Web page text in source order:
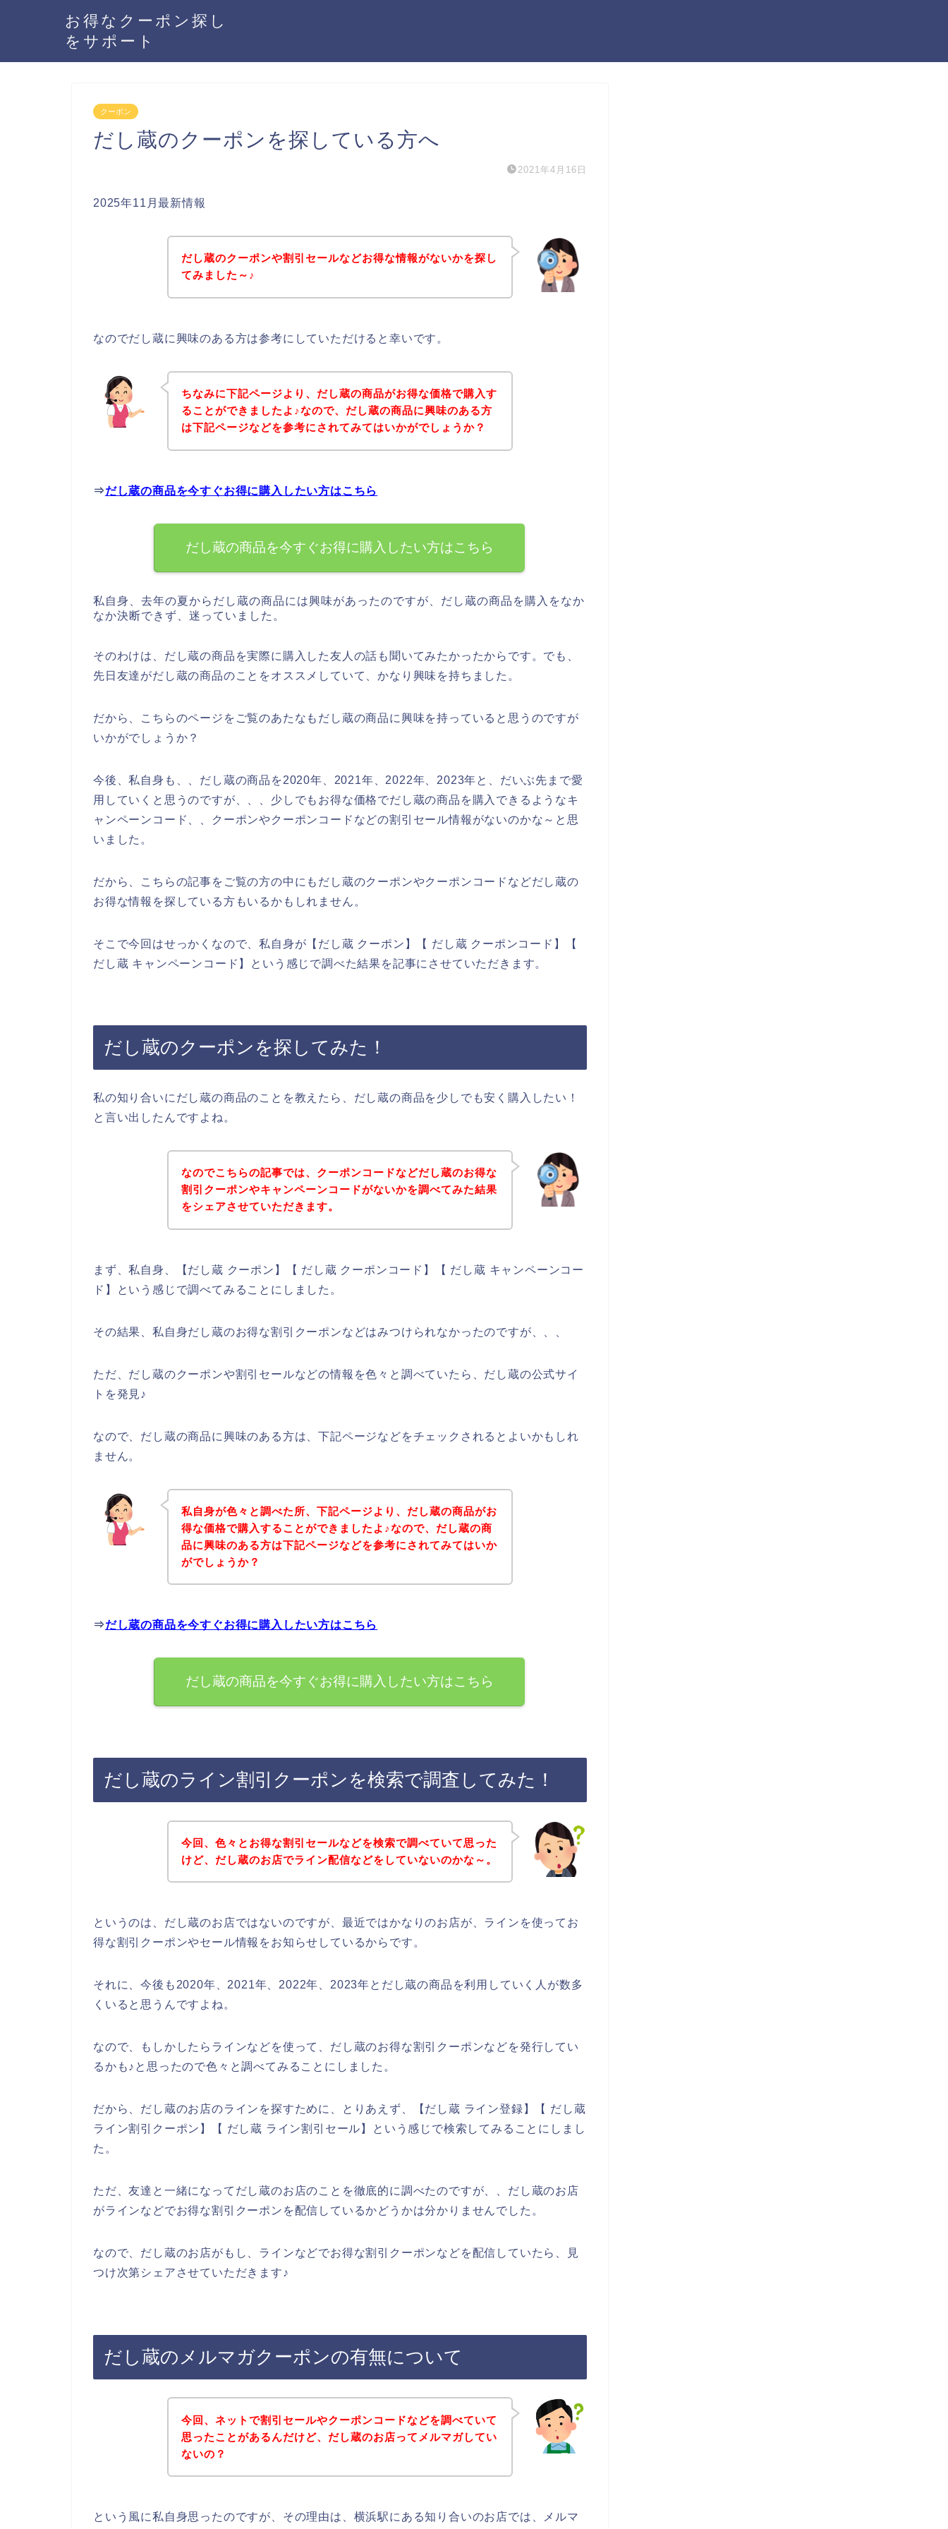
お得なクーポン探し
をサポート
クーポン
だし蔵のクーポンを探している方へ
2021年4月16日
2025年11月最新情報
だし蔵のクーポンや割引セールなどお得な情報がないかを探し
てみました～♪
なのでだし蔵に興味のある方は参考にしていただけると幸いです。
ちなみに下記ページより、だし蔵の商品がお得な価格で購入す
ることができましたよ♪なので、だし蔵の商品に興味のある方
は下記ページなどを参考にされてみてはいかがでしょうか？
⇒だし蔵の商品を今すぐお得に購入したい方はこちら
だし蔵の商品を今すぐお得に購入したい方はこちら
私自身、去年の夏からだし蔵の商品には興味があったのですが、だし蔵の商品を購入をなか
なか決断できず、迷っていました。
そのわけは、だし蔵の商品を実際に購入した友人の話も聞いてみたかったからです。でも、
先日友達がだし蔵の商品のことをオススメしていて、かなり興味を持ちました。
だから、こちらのページをご覧のあたなもだし蔵の商品に興味を持っていると思うのですが
いかがでしょうか？
今後、私自身も、、だし蔵の商品を2020年、2021年、2022年、2023年と、だいぶ先まで愛
用していくと思うのですが、、、少しでもお得な価格でだし蔵の商品を購入できるようなキ
ャンペーンコード、、クーポンやクーポンコードなどの割引セール情報がないのかな～と思
いました。
だから、こちらの記事をご覧の方の中にもだし蔵のクーポンやクーポンコードなどだし蔵の
お得な情報を探している方もいるかもしれません。
そこで今回はせっかくなので、私自身が【だし蔵 クーポン】【 だし蔵 クーポンコード】【
だし蔵 キャンペーンコード】という感じで調べた結果を記事にさせていただきます。
だし蔵のクーポンを探してみた！
私の知り合いにだし蔵の商品のことを教えたら、だし蔵の商品を少しでも安く購入したい！
と言い出したんですよね。
なのでこちらの記事では、クーポンコードなどだし蔵のお得な
割引クーポンやキャンペーンコードがないかを調べてみた結果
をシェアさせていただきます。
まず、私自身、【だし蔵 クーポン】【 だし蔵 クーポンコード】【 だし蔵 キャンペーンコー
ド】という感じで調べてみることにしました。
その結果、私自身だし蔵のお得な割引クーポンなどはみつけられなかったのですが、、、
ただ、だし蔵のクーポンや割引セールなどの情報を色々と調べていたら、だし蔵の公式サイ
トを発見♪
なので、だし蔵の商品に興味のある方は、下記ページなどをチェックされるとよいかもしれ
ません。
私自身が色々と調べた所、下記ページより、だし蔵の商品がお
得な価格で購入することができましたよ♪なので、だし蔵の商
品に興味のある方は下記ページなどを参考にされてみてはいか
がでしょうか？
⇒だし蔵の商品を今すぐお得に購入したい方はこちら
だし蔵の商品を今すぐお得に購入したい方はこちら
だし蔵のライン割引クーポンを検索で調査してみた！
今回、色々とお得な割引セールなどを検索で調べていて思った
けど、だし蔵のお店でライン配信などをしていないのかな～。
というのは、だし蔵のお店ではないのですが、最近ではかなりのお店が、ラインを使ってお
得な割引クーポンやセール情報をお知らせしているからです。
それに、今後も2020年、2021年、2022年、2023年とだし蔵の商品を利用していく人が数多
くいると思うんですよね。
なので、もしかしたらラインなどを使って、だし蔵のお得な割引クーポンなどを発行してい
るかも♪と思ったので色々と調べてみることにしました。
だから、だし蔵のお店のラインを探すために、とりあえず、【だし蔵 ライン登録】【 だし蔵
ライン割引クーポン】【 だし蔵 ライン割引セール】という感じで検索してみることにしまし
た。
ただ、友達と一緒になってだし蔵のお店のことを徹底的に調べたのですが、、だし蔵のお店
がラインなどでお得な割引クーポンを配信しているかどうかは分かりませんでした。
なので、だし蔵のお店がもし、ラインなどでお得な割引クーポンなどを配信していたら、見
つけ次第シェアさせていただきます♪
だし蔵のメルマガクーポンの有無について
今回、ネットで割引セールやクーポンコードなどを調べていて
思ったことがあるんだけど、だし蔵のお店ってメルマガしてい
ないの？
という風に私自身思ったのですが、その理由は、横浜駅にある知り合いのお店では、メルマ